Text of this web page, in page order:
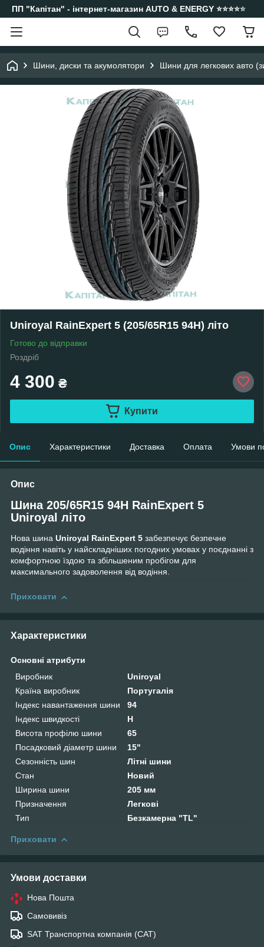
ПП "Капітан" - інтернет-магазин AUTO & ENERGY ⭐️⭐️⭐️⭐️⭐️
Шини, диски та акумолятори Шини для легкових авто
Uniroyal RainExpert 5 (205/65R15 94H) літо
Готово до відправки
Роздріб
4 300 ₴
Купити
Опис Характеристики Доставка Оплата Умови
Опис
Шина 205/65R15 94H RainExpert 5
Uniroyal літо
Нова шина Uniroyal RainExpert 5 забезпечує безпечне
водіння навіть у найскладніших погодних умовах у поєднанні з
комфортною їздою та збільшеним пробігом для
максимального задоволення від водіння.
Приховати
Характеристики
Основні атрибути
Виробник
Uniroyal
Країна виробник
Португалія
Індекс навантаження шини
94
Індекс швидкості
H
Висота профілю шини
65
Посадковий діаметр шини
15"
Сезонність шин
Літні шини
Стан
Новий
Ширина шини
205 мм
Призначення
Легкові
Тип
Безкамерна "TL"
Приховати
Умови доставки
Нова Пошта
Самовивіз
SAT Транспортна компанія (САТ)